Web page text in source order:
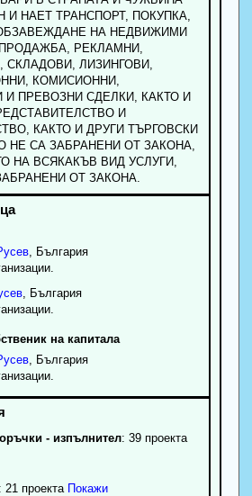
И НАЕТ ТРАНСПОРТ, ПОКУПКА,
НА НЕДВИЖИМИ
РЕКЛАМНИ,
СКЛАДОВИ, ЛИЗИНГОВИ,
КОМИСИОННИ,
ПРЕВОЗНИ СДЕЛКИ, КАКТО И
И
КАКТО И ДРУГИ ТЪРГОВСКИ
НЕ СА ЗАБРАНЕНИ ОТ ЗАКОНА,
НА ВСЯКАКЪВ ВИД УСЛУГИ,
ОТ ЗАКОНА.
, България
, България
на капитала
, България
- изпълнител: 39 проекта
21 проекта Покажи